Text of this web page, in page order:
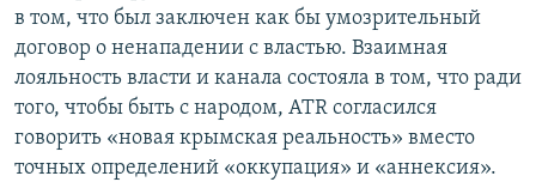
в том, что был заключен как бы умозрительный
договор о ненападении с властью. Взаимная
лояльность власти и канала состояла в том, что ради
того, чтобы быть с народом, ATR согласился
говорить «новая крымская реальность» вместо
точных определений «оккупация» и «аннексия».